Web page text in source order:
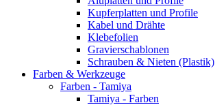
Kupferplatten und Profile
Kabel und Drähte
Klebefolien
Gravierschablonen
Schrauben & Nieten (Plastik)
Farben & Werkzeuge
Farben - Tamiya
Tamiya - Farben